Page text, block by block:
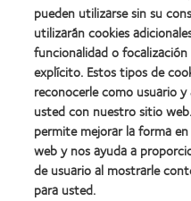
Nuestros productos
Encuentre su lente
Tecnología para lentes
Lentes de contacto y
pueden utilizarse sin su
utilizarán cookies
funcionalidad o
explícito. Estos tipos de
reconocerle como usuario
usted con nuestro sitio
permite mejorar la forma
web y nos ayuda a
de usuario al mostrarle
para usted.